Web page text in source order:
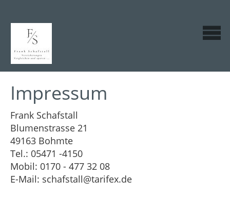
Impressum
Frank Schafstall
Blumenstrasse 21
49163 Bohmte
Tel.: 05471 -4150
Mobil: 0170 - 477 32 08
E-Mail: schafstall@tarifex.de